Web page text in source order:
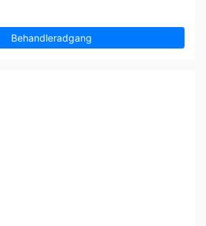
Behandleradgang